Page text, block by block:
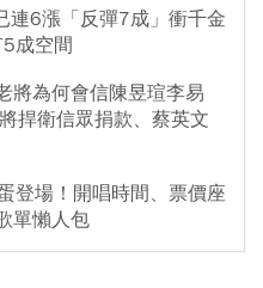
連6漲「反彈7成」衝千金
成空間
將為何會信陳昱瑄李易
捍衛信眾捐款、蔡英文
登場！開唱時間、票價座
單懶人包